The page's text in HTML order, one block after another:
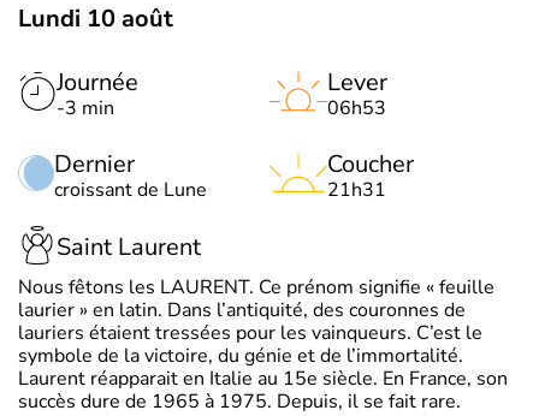
Lundi 10 août
Journée
-3 min
Dernier
croissant de Lune
Lever
06h53
Coucher
21h31
Saint Laurent
Nous fêtons les LAURENT. Ce prénom signifie « feuille
laurier » en latin. Dans l’antiquité, des couronnes de
lauriers étaient tressées pour les vainqueurs. C’est le
symbole de la victoire, du génie et de l’immortalité.
Laurent réapparait en Italie au 15e siècle. En France, son
succès dure de 1965 à 1975. Depuis, il se fait rare.